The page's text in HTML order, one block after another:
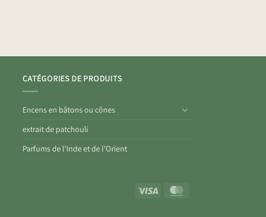
CATÉGORIES DE PRODUITS
Encens en bâtons ou cônes
extrait de patchouli
Parfums de l'Inde et de l'Orient